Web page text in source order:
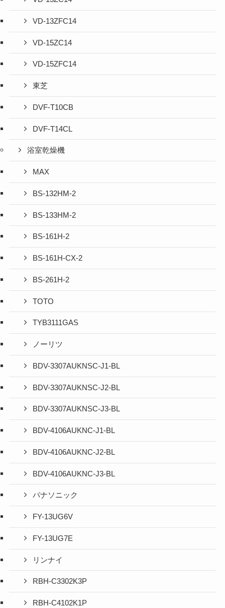
VD-13ZFC14
VD-15ZC14
VD-15ZFC14
東芝
DVF-T10CB
DVF-T14CL
浴室乾燥機
MAX
BS-132HM-2
BS-133HM-2
BS-161H-2
BS-161H-CX-2
BS-261H-2
TOTO
TYB3111GAS
ノーリツ
BDV-3307AUKNSC-J1-BL
BDV-3307AUKNSC-J2-BL
BDV-3307AUKNSC-J3-BL
BDV-4106AUKNC-J1-BL
BDV-4106AUKNC-J2-BL
BDV-4106AUKNC-J3-BL
パナソニック
FY-13UG6V
FY-13UG7E
リンナイ
RBH-C3302K3P
RBH-C4102K1P